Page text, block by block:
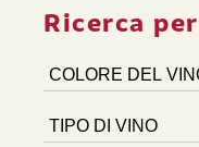
Ricerca